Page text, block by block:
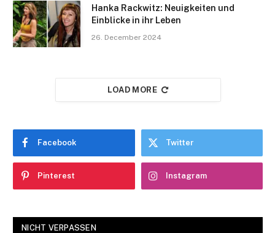
Hanka Rackwitz: Neuigkeiten und
Einblicke in ihr Leben
26. December 2024
LOAD MORE
Facebook Twitter
Pinterest Instagram
NICHT VERPASSEN